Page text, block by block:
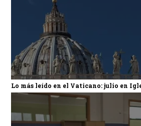
Lo más leído en el Vaticano: julio en